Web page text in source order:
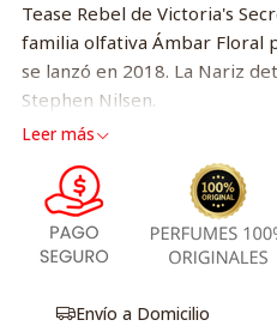
Tease Rebel de Victoria's
familia olfativa Ámbar Floral
se lanzó en 2018. La Nariz
Stephen Nilsen.
Leer más
Envío a Domicilio